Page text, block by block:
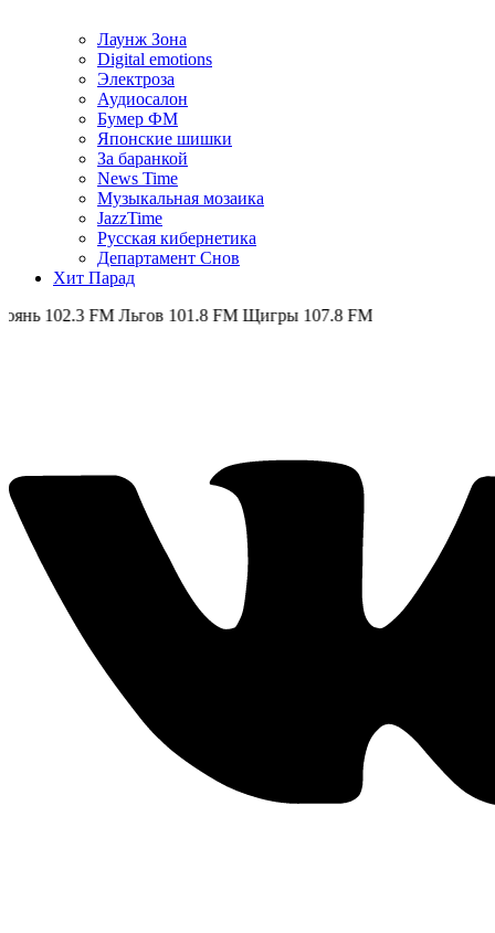
Лаунж Зона
Digital emotions
Электроза
Аудиосалон
Бумер ФМ
Японскиe шишки
За баранкой
News Time
Музыкальная мозаика
JazzTime
Русская кибернетика
Департамент Снов
Хит Парад
FM Льгов 101.8 FM Щигры 107.8 FM